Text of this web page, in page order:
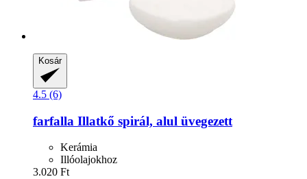
Kosár
4.5 (6)
farfalla Illatkő spirál, alul üvegezett
Kerámia
Illóolajokhoz
3.020 Ft